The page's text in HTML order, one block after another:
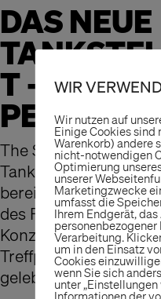
DAS NEUE
T – JETZT
The Store Designers
Tankstellen ein
bereits bestehenden
des
Konzept“. Dabei wird
Treffpunkt ein
gelebt werden kann.
WIR
Wir nutzen auf
Einige Cookies sind
Warenkorb) andere
nicht-notwendigen
Optimierung
unserer
Marketingzwecke
umfasst die
Ihrem Endgerät,
Verarbeitung.
um in den Einsatz
Cookies
wenn Sie sich
unter
Informationen der